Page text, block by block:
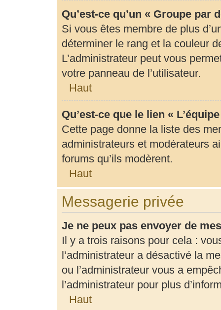
Qu’est-ce qu’un « Groupe par
Si vous êtes membre de plus
déterminer le rang et la couleur
L’administrateur peut vous
votre panneau de l’utilisateur.
Haut
Qu’est-ce que le lien «
Cette page donne la liste des
administrateurs et modérateurs
forums qu’ils modèrent.
Haut
Messagerie privée
Je ne peux pas envoyer de
Il y a trois raisons pour cela :
l’administrateur a désactivé la
ou l’administrateur vous a
l’administrateur pour plus
Haut